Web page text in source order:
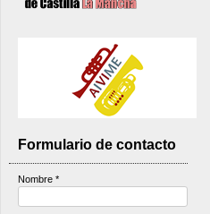
Formulario de contacto
Nombre *